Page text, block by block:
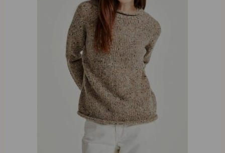
Aran Woollen Mills Ladies Roll Neck Raglan Crew
Light Honey
€124,95